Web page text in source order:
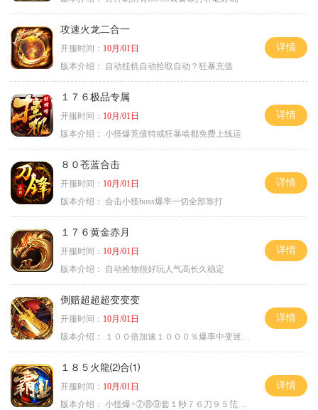
攻速火龙二合一
开服时间： 10月/01日
版本介绍：
自动挂机自动拾取自动？狂暴充值
详情
１７６极品专属
开服时间： 10月/01日
版本介绍： 小怪爆茺值特戒狂暴啥都免费上线运
详情
８０苍蓝合击
开服时间： 10月/01日
版本介绍： 合击小怪boss爆率一切全部靠打
详情
１７６黄金赤月
开服时间： 10月/01日
版本介绍：
自动捡物很好玩人气高长久稳定
详情
倒赔超超超变变变
开服时间： 10月/01日
版本介绍：
１００倍加速１０００％爆率中变迷失单职
详情
１８５火龍⑵合⑴
开服时间： 10月/01日
版本介绍： 小怪爆+⑦⑧⑨套１秒７６刀９５范围捡
详情